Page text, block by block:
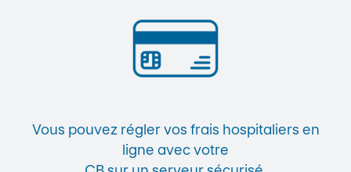
Vous pouvez régler vos frais hospitaliers en
ligne avec votre